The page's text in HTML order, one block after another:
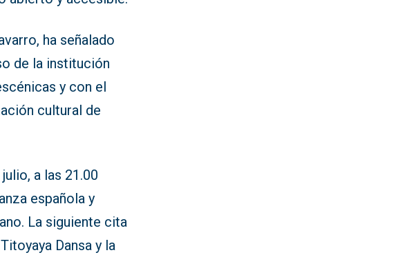
ha señalado
de la institución
y con el
cultural de
a las 21.00
española y
La siguiente cita
Dansa y la